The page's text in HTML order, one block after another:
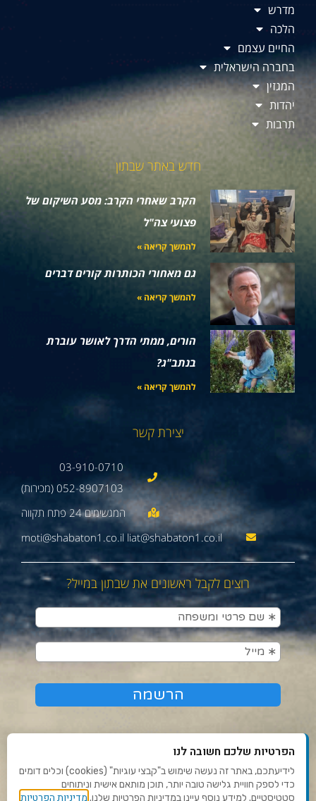
מדרש
הלכה
החיים עצמם
בחברה הישראלית
המגזין
יהדות
תרבות
חדש באתר שבתון
הקרב שאחרי הקרב: מסע השיקום של
פצועי צה"ל
להמשך קריאה »
גם מאחורי הכותרות קורים דברים
להמשך קריאה »
הורים, ממתי הדרך לאושר עוברת
בנתב"ג?
להמשך קריאה »
יצירת קשר
03-910-0710
052-8907103 (מכירות)
moti@shabaton1.co.il liat@shabaton1.co.il
רוצים לקבל ראשונים את שבתון במייל?
תנאי שימוש ומדיניות פרטיות
הפרטיות שלכם חשובה לנו
לידיעתכם, באתר זה נעשה שימוש ב"קבצי עוגיות" (cookies) וכלים דומים
כדי לספק חוויית גלישה טובה יותר, תוכן מותאם אישית וניתוחים
סטטיסטיים. למידע נוסף עיינו במדיניות הפרטיות שלנו. מדיניות הפרטיות